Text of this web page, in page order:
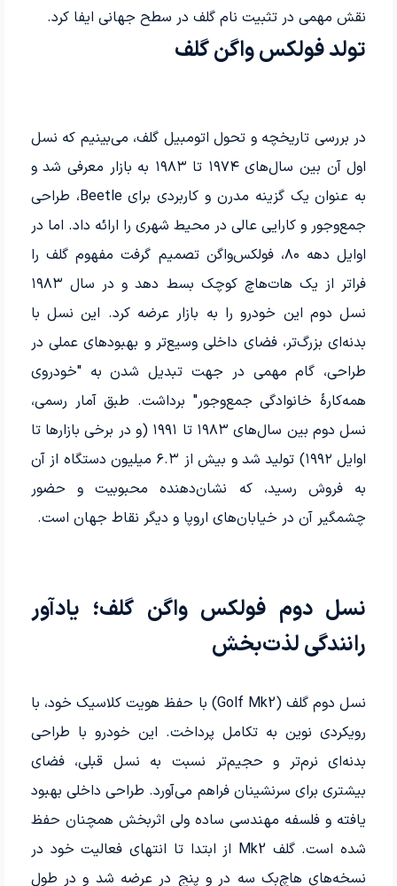
نقش مهمی در تثبیت نام گلف در سطح جهانی ایفا کرد.
تولد فولکس واگن گلف
در بررسی تاریخچه و تحول اتومبیل گلف، می‌بینیم که نسل
اول آن بین سال‌های ۱۹۷۴ تا ۱۹۸۳ به بازار معرفی شد و
به عنوان یک گزینه مدرن و کاربردی برای Beetle، طراحی
جمع‌وجور و کارایی عالی در محیط شهری را ارائه داد. اما در
اوایل دهه ۸۰، فولکس‌واگن تصمیم گرفت مفهوم گلف را
فراتر از یک هات‌هاچ کوچک بسط دهد و در سال ۱۹۸۳
نسل دوم این خودرو را به بازار عرضه کرد. این نسل با
بدنه‌ای بزرگ‌تر، فضای داخلی وسیع‌تر و بهبودهای عملی در
طراحی، گام مهمی در جهت تبدیل شدن به "خودروی
همه‌کارۀ خانوادگی جمع‌وجور" برداشت. طبق آمار رسمی،
نسل دوم بین سال‌های ۱۹۸۳ تا ۱۹۹۱ (و در برخی بازارها تا
اوایل ۱۹۹۲) تولید شد و بیش از ۶.۳ میلیون دستگاه از آن
به فروش رسید، که نشان‌دهنده محبوبیت و حضور
چشمگیر آن در خیابان‌های اروپا و دیگر نقاط جهان است.
نسل دوم فولکس واگن گلف؛ یادآور
رانندگی لذت‌بخش
نسل دوم گلف (Golf Mk2) با حفظ هویت کلاسیک خود، با
رویکردی نوین به تکامل پرداخت. این خودرو با طراحی
بدنه‌ای نرم‌تر و حجیم‌تر نسبت به نسل قبلی، فضای
بیشتری برای سرنشینان فراهم می‌آورد. طراحی داخلی بهبود
یافته و فلسفه مهندسی ساده ولی اثربخش همچنان حفظ
شده است. گلف Mk2 از ابتدا تا انتهای فعالیت خود در
نسخه‌های هاچ‌بک سه در و پنج در عرضه شد و در طول